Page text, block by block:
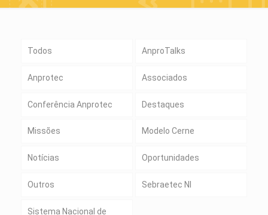
Todos AnproTalks
Anprotec Associados
Conferência Anprotec Destaques
Missões Modelo Cerne
Notícias Oportunidades
Outros Sebraetec NI
Sistema Nacional de